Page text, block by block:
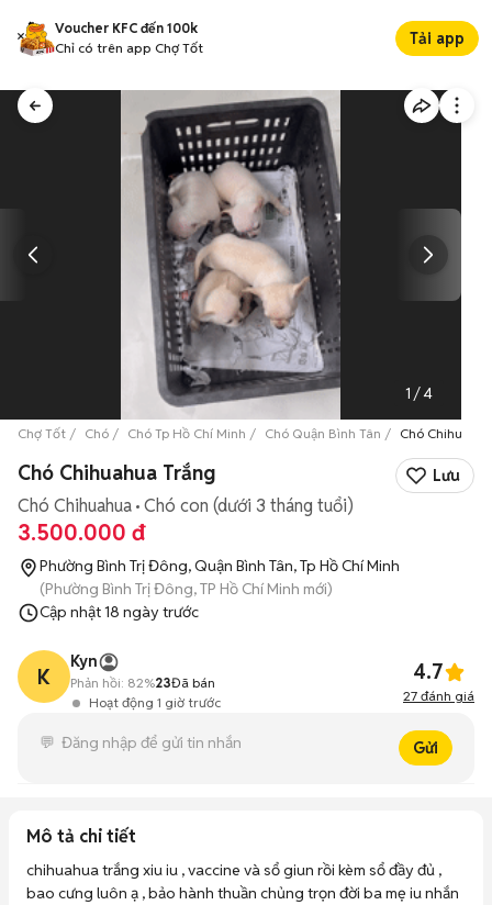
Voucher KFC đến 100k
Chỉ có trên app Chợ Tốt
Tải app
1 /4
Chợ Tốt Chó Chó Tp Hồ Chí Minh Chó Quận Bình Tân Chó
Chó Chihuahua Trắng Lưu
Chó Chihuahua Chó con (dưới 3 tháng tuổi)
3.500.000 đ
Phường Bình Trị Đông, Quận Bình Tân, Tp Hồ Chí Minh
(Phường Bình Trị Đông, TP Hồ Chí Minh mới)
Cập nhật18 ngày trước
K
Kyn
Hoạt động 1 giờ trước
Phản hồi: 82%23Đã bán 4.7
27 đánh giá
Gửi
Mô tả chi tiết
chihuahua trắng xiu iu , vaccine và sổ giun rồi kèm sổ đầy đủ ,
bao cưng luôn ạ , bảo hành thuần chủng trọn đời ba mẹ iu nhắn